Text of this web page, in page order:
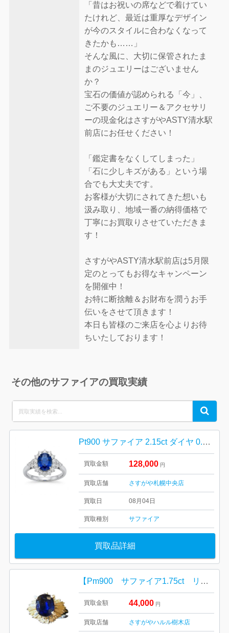
「昔はお祝いの席などで着けてい
たけれど、最近は重厚なデザイン
が今のスタイルに合わなくなって
きたかも……」
そんな風に、大切に保管されたま
まのジュエリーはございません
か？
宝石の価値が認められる「今」、
ご不要のジュエリー＆アクセサリ
ーの現金化はさすがやASTY清水駅
前店にお任せください！
「鑑定書をなくしてしまった」
「石に少しキズがある」という場
合でも大丈夫です。
お客様が大切にされてきた想いも
汲み取り、地域一番の納得価格で
丁寧にお買取りさせていただきま
す！
さすがやASTY清水駅前店は5月限
定のとってもお得なキャンペーン
を開催中！
お特に断捨離＆お財布を潤うお手
伝いをさせて頂きます！
本日も皆様のご来店を心よりお待
ちいたしております！
その他のサファイアの買取実績
for:
Search
Pt900 サファイア 2.15ct ダイヤ 0.85ct リング
買取金額 128,000 円
買取店舗 さすがや札幌中央店
買取日 08月04日
買取種別 サファイア
買取品詳細
【Pm900 サファイア1.75ct リング】ハルル樹木店
買取金額 44,000 円
買取店舗 さすがやハルル樹木店